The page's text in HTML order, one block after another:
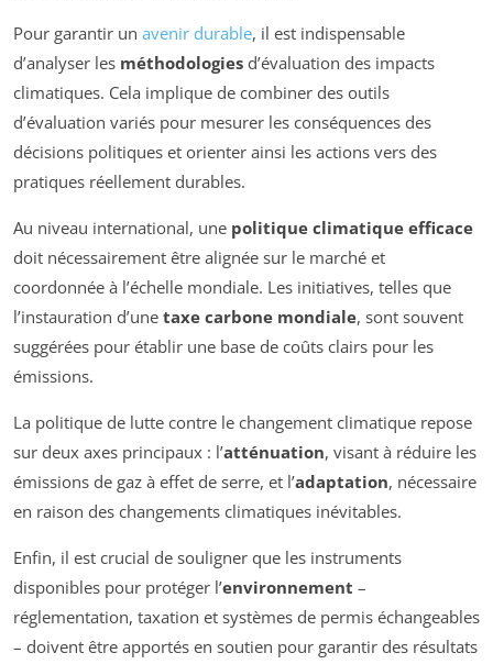
Pour garantir un avenir durable, il est indispensable
d’analyser les méthodologies d’évaluation des impacts
climatiques. Cela implique de combiner des outils
d’évaluation variés pour mesurer les conséquences des
décisions politiques et orienter ainsi les actions vers des
pratiques réellement durables.
Au niveau international, une politique climatique efficace
doit nécessairement être alignée sur le marché et
coordonnée à l’échelle mondiale. Les initiatives, telles que
l’instauration d’une taxe carbone mondiale, sont souvent
suggérées pour établir une base de coûts clairs pour les
émissions.
La politique de lutte contre le changement climatique repose
sur deux axes principaux : l’atténuation, visant à réduire les
émissions de gaz à effet de serre, et l’adaptation, nécessaire
en raison des changements climatiques inévitables.
Enfin, il est crucial de souligner que les instruments
disponibles pour protéger l’environnement –
réglementation, taxation et systèmes de permis échangeables
– doivent être apportés en soutien pour garantir des résultats